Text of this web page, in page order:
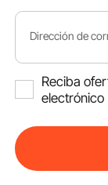
Dirección de
Reciba
electrónico